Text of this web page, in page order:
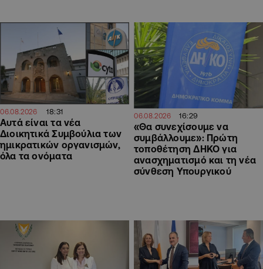
06.08.2026 18:31
Αυτά είναι τα νέα
Διοικητικά Συμβούλια των
ημικρατικών οργανισμών,
όλα τα ονόματα
06.08.2026 16:29
«Θα συνεχίσουμε να
συμβάλλουμε»: Πρώτη
τοποθέτηση ΔΗΚΟ για
ανασχηματισμό και τη νέα
σύνθεση Υπουργικού